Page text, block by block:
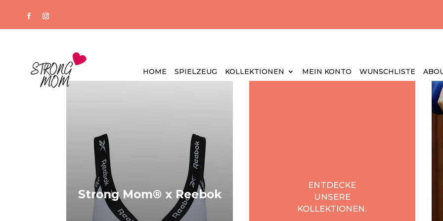
HOME SPIELZEUG KOLLEKTIONEN MEIN KONTO WUNSCHLISTE
Strong Mom® x Reebok
ENTDECKE
UNSERE
KOLLEKTIONEN.